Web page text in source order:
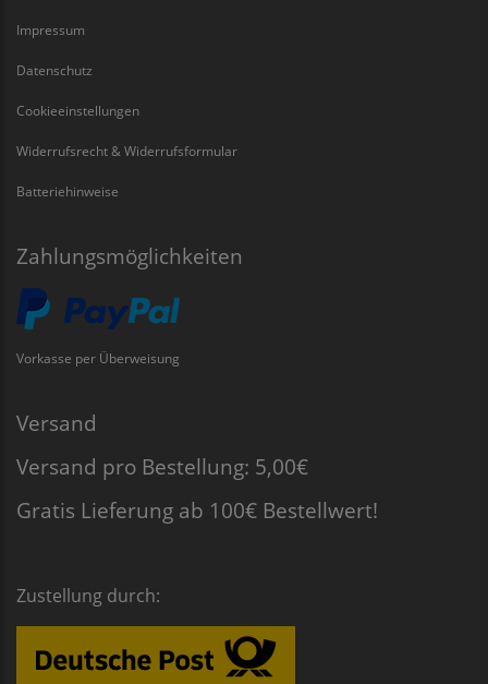
Impressum
Datenschutz
Cookieeinstellungen
Widerrufsrecht & Widerrufsformular
Batteriehinweise
Zahlungsmöglichkeiten
Vorkasse per Überweisung
Versand
Versand pro Bestellung: 5,00€
Gratis Lieferung ab 100€ Bestellwert!
Zustellung durch: